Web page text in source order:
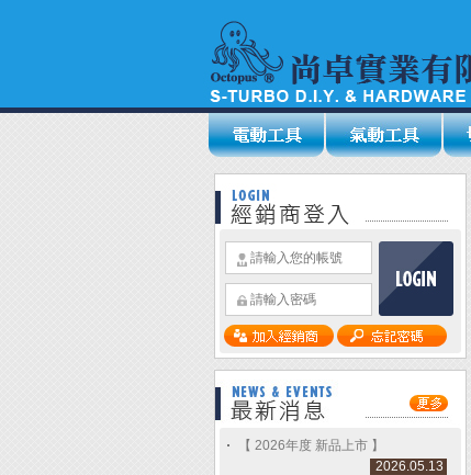
【 2026年度 新品上市 】
2026.05.13